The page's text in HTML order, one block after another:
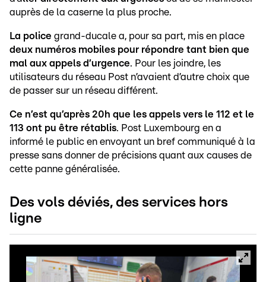
auprès de la caserne la plus proche.
La police grand-ducale a, pour sa part, mis en place
deux numéros mobiles pour répondre tant bien que
mal aux appels d’urgence. Pour les joindre, les
utilisateurs du réseau Post n’avaient d’autre choix que
de passer sur un réseau différent.
Ce n’est qu’après 20h que les appels vers le 112 et le
113 ont pu être rétablis. Post Luxembourg en a
informé le public en envoyant un bref communiqué à la
presse sans donner de précisions quant aux causes de
cette panne généralisée.
Des vols déviés, des services hors
ligne